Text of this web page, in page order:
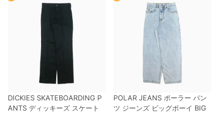
DICKIES SKATEBOARDING P
ANTS ディッキーズ スケート
POLAR JEANS ポーラー パン
ツ ジーンズ ビッグボーイ BIG